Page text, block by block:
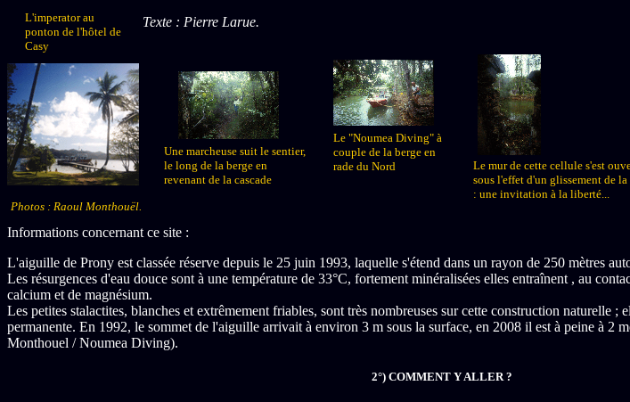
Texte : Pierre Larue.
L'imperator au
ponton de l'hôtel de
Casy
Le "Noumea Diving" à
couple de la berge en
rade du Nord
Une marcheuse suit le sentier,
le long de la berge en
revenant de la cascade
Le mur de cette cellule s'est
sous l'effet d'un glissement de la
: une invitation à la liberté...
Photos : Raoul Monthouël.
Informations concernant ce site :
L'aiguille de Prony est classée réserve depuis le 25 juin 1993, laquelle s'étend dans un rayon de 250 mètres
Les résurgences d'eau douce sont à une température de 33°C, fortement minéralisées elles entraînent , au
calcium et de magnésium.
Les petites stalactites, blanches et extrêmement friables, sont très nombreuses sur cette construction naturelle ;
permanente. En 1992, le sommet de l'aiguille arrivait à environ 3 m sous la surface, en 2008 il est à peine à 2
Monthouel / Noumea Diving).
2°) COMMENT Y ALLER ?